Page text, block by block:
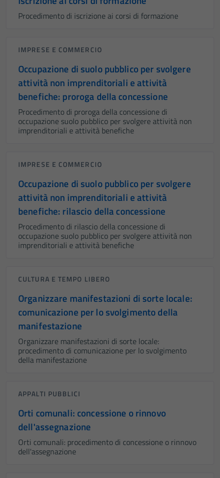
Procedimento di iscrizione ai corsi di formazione
IMPRESE E COMMERCIO
Occupazione di suolo pubblico per svolgere
attività non imprenditoriali e attività
benefiche: proroga della concessione
Procedimento di proroga della concessione di
occupazione suolo pubblico per svolgere attività non
imprenditoriali e attività benefiche
IMPRESE E COMMERCIO
Occupazione di suolo pubblico per svolgere
attività non imprenditoriali e attività
benefiche: rilascio della concessione
Procedimento di rilascio della concessione di
occupazione suolo pubblico per svolgere attività non
imprenditoriali e attività benefiche
CULTURA E TEMPO LIBERO
Organizzare manifestazioni di sorte locale:
comunicazione per lo svolgimento della
manifestazione
Organizzare manifestazioni di sorte locale:
procedimento di comunicazione per lo svolgimento
della manifestazione
APPALTI PUBBLICI
Orti comunali: concessione o rinnovo
dell'assegnazione
Orti comunali: procedimento di concessione o rinnovo
dell'assegnazione